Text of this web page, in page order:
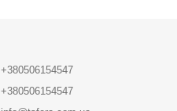
+380506154547
+380506154547